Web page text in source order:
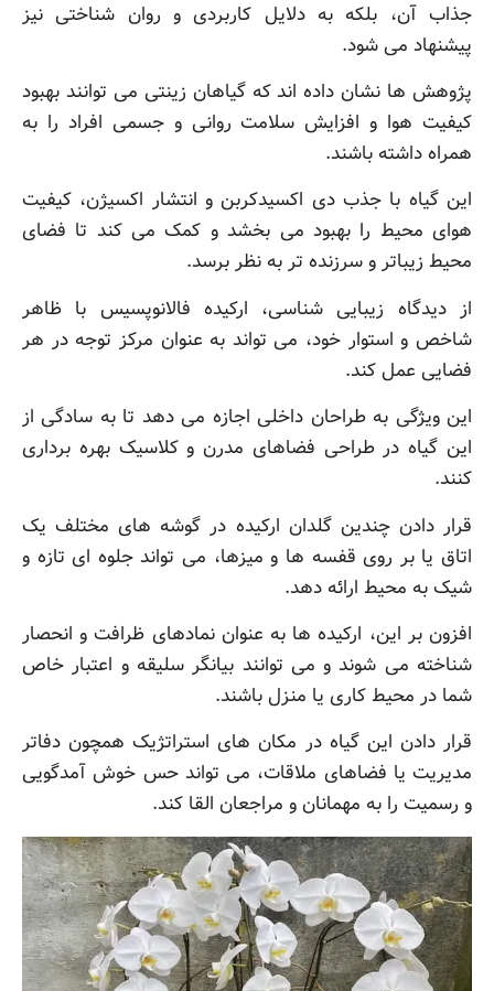
جذاب آن، بلکه به دلایل کاربردی و روان شناختی نیز
پیشنهاد می شود.
پژوهش ها نشان داده اند که گیاهان زینتی می توانند بهبود
کیفیت هوا و افزایش سلامت روانی و جسمی افراد را به
همراه داشته باشند.
این گیاه با جذب دی اکسیدکربن و انتشار اکسیژن، کیفیت
هوای محیط را بهبود می بخشد و کمک می کند تا فضای
محیط زیباتر و سرزنده تر به نظر برسد.
از دیدگاه زیبایی شناسی، ارکیده فالانوپسیس با ظاهر
شاخص و استوار خود، می تواند به عنوان مرکز توجه در هر
فضایی عمل کند.
این ویژگی به طراحان داخلی اجازه می دهد تا به سادگی از
این گیاه در طراحی فضاهای مدرن و کلاسیک بهره برداری
کنند.
قرار دادن چندین گلدان ارکیده در گوشه های مختلف یک
اتاق یا بر روی قفسه ها و میزها، می تواند جلوه ای تازه و
شیک به محیط ارائه دهد.
افزون بر این، ارکیده ها به عنوان نمادهای ظرافت و انحصار
شناخته می شوند و می توانند بیانگر سلیقه و اعتبار خاص
شما در محیط کاری یا منزل باشند.
قرار دادن این گیاه در مکان های استراتژیک همچون دفاتر
مدیریت یا فضاهای ملاقات، می تواند حس خوش آمدگویی
و رسمیت را به مهمانان و مراجعان القا کند.